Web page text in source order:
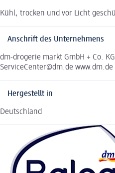
Kühl, trocken und vor Licht
Anschrift des Unternehmens
dm-drogerie markt GmbH + Co.
ServiceCenter@dm.de www.dm.de
Hergestellt in
Deutschland